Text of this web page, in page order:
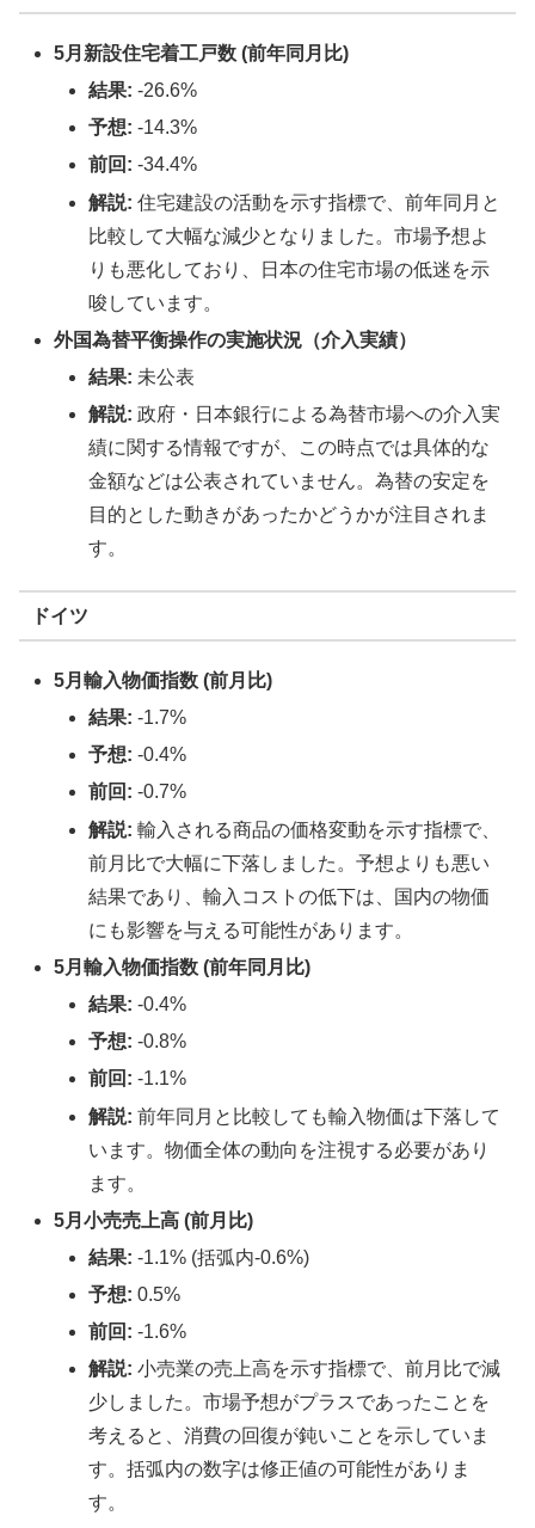
5月新設住宅着工戸数 (前年同月比)
結果: -26.6%
予想: -14.3%
前回: -34.4%
解説: 住宅建設の活動を示す指標で、前年同月と
比較して大幅な減少となりました。市場予想よ
りも悪化しており、日本の住宅市場の低迷を示
唆しています。
外国為替平衡操作の実施状況（介入実績）
結果: 未公表
解説: 政府・日本銀行による為替市場への介入実
績に関する情報ですが、この時点では具体的な
金額などは公表されていません。為替の安定を
目的とした動きがあったかどうかが注目されま
す。
ドイツ
5月輸入物価指数 (前月比)
結果: -1.7%
予想: -0.4%
前回: -0.7%
解説: 輸入される商品の価格変動を示す指標で、
前月比で大幅に下落しました。予想よりも悪い
結果であり、輸入コストの低下は、国内の物価
にも影響を与える可能性があります。
5月輸入物価指数 (前年同月比)
結果: -0.4%
予想: -0.8%
前回: -1.1%
解説: 前年同月と比較しても輸入物価は下落して
います。物価全体の動向を注視する必要があり
ます。
5月小売売上高 (前月比)
結果: -1.1% (括弧内-0.6%)
予想: 0.5%
前回: -1.6%
解説: 小売業の売上高を示す指標で、前月比で減
少しました。市場予想がプラスであったことを
考えると、消費の回復が鈍いことを示していま
す。括弧内の数字は修正値の可能性がありま
す。